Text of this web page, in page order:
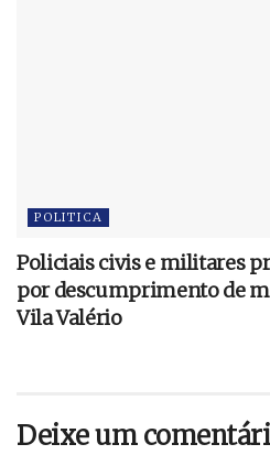
POLITICA
Policiais civis e militares
por descumprimento de
Vila Valério
Deixe um